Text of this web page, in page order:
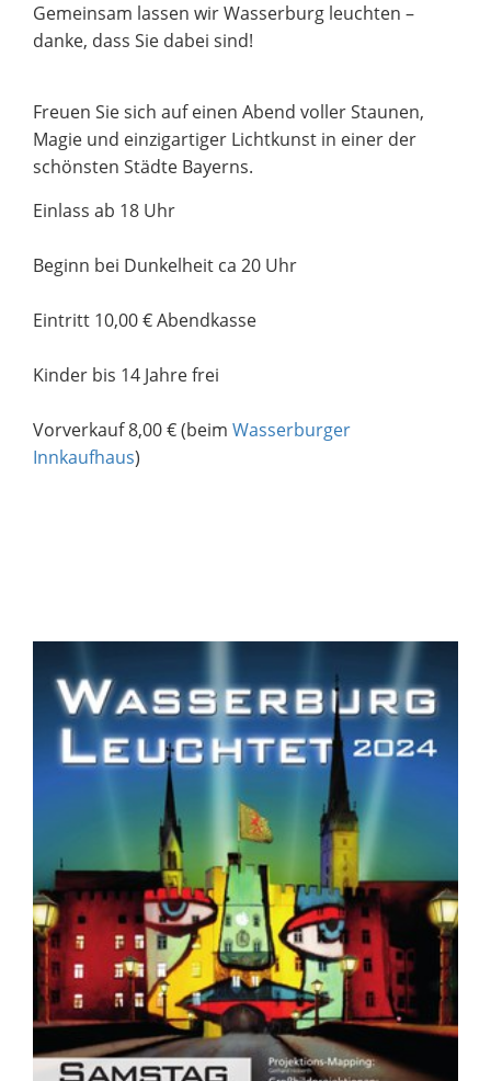
Gemeinsam lassen wir Wasserburg leuchten –
danke, dass Sie dabei sind!
Freuen Sie sich auf einen Abend voller Staunen,
Magie und einzigartiger Lichtkunst in einer der
schönsten Städte Bayerns.
Einlass ab 18 Uhr
Beginn bei Dunkelheit ca 20 Uhr
Eintritt 10,00 € Abendkasse
Kinder bis 14 Jahre frei
Vorverkauf 8,00 € (beim Wasserburger
Innkaufhaus)